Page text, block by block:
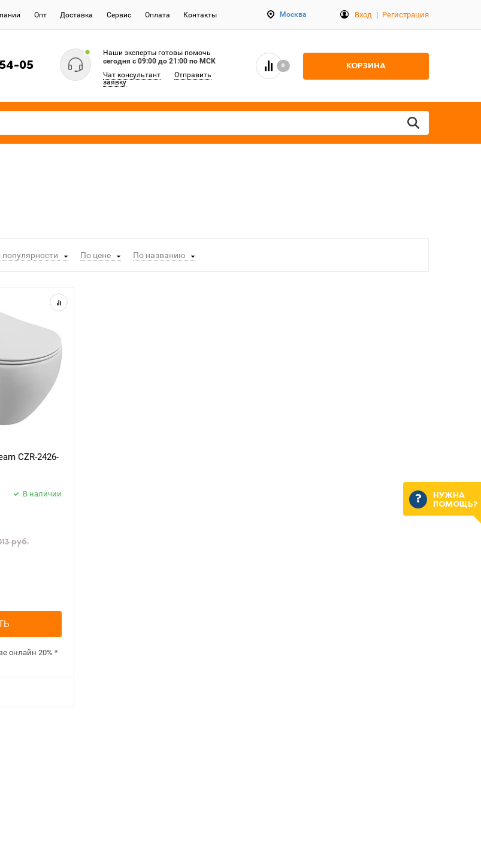
Опт Доставка Сервис Оплата Контакты Москва Вход | Регистрация
05
Наши эксперты готовы помочь
сегодня c 09:00 до 21:00 по МСК
Чат консультант
Отправить
заявку
0 КОРЗИНА
популярности По цене По названию
CZR-2426-
В наличии
руб.
онлайн20%*
НУЖНА
ПОМОЩЬ?